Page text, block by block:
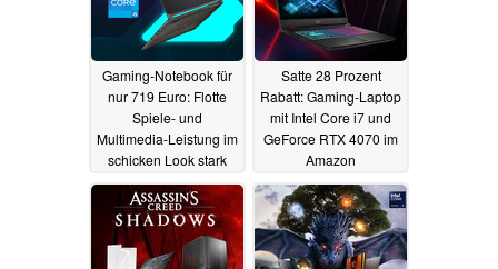
Gaming-Notebook für
nur 719 Euro: Flotte
Spiele- und
Multimedia-Leistung im
schicken Look stark
reduziert (Ad)27.03.2025
Satte 28 Prozent
Rabatt: Gaming-Laptop
mit Intel Core i7 und
GeForce RTX 4070 im
Amazon
Frühlingsangebot (Ad)
26.03.2025